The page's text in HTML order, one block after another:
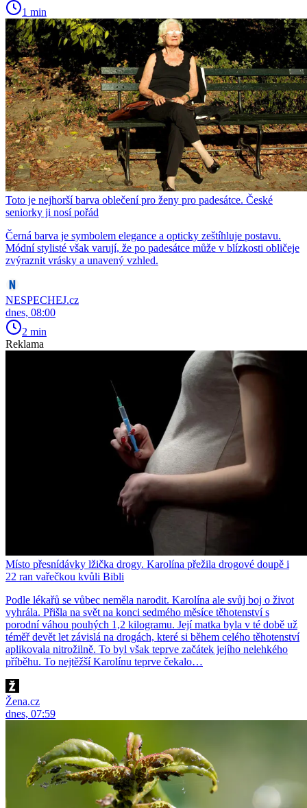
1 min
Toto je nejhorší barva oblečení pro ženy pro padesátce. České
seniorky ji nosí pořád
Černá barva je symbolem elegance a opticky zeštíhluje postavu.
Módní stylisté však varují, že po padesátce může v blízkosti obličeje
zvýraznit vrásky a unavený vzhled.
NESPECHEJ.cz
dnes, 08:00
2 min
Reklama
Místo přesnídávky lžička drogy. Karolína přežila drogové doupě i
22 ran vařečkou kvůli Bibli
Podle lékařů se vůbec neměla narodit. Karolína ale svůj boj o život
vyhrála. Přišla na svět na konci sedmého měsíce těhotenství s
porodní váhou pouhých 1,2 kilogramu. Její matka byla v té době už
téměř devět let závislá na drogách, které si během celého těhotenství
aplikovala nitrožilně. To byl však teprve začátek jejího nelehkého
příběhu. To nejtěžší Karolínu teprve čekalo…
Žena.cz
dnes, 07:59